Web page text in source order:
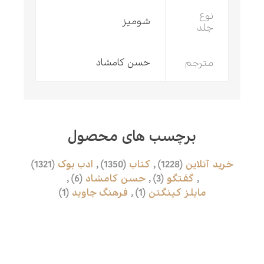
نوع
جلد
شومیز
مترجم حسن کامشاد
برچسب های محصول
خرید آنلاین (1228)
, کتاب (1350)
, ادب بوک (1321)
, گفتگو (3)
, حسن کامشاد (6)
,
مایلز کینگتن (1)
, فرهنگ جاوید (1)